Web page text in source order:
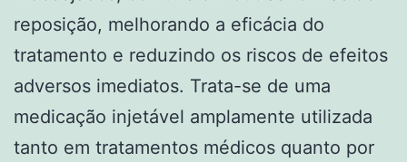
reposição, melhorando a eficácia do
tratamento e reduzindo os riscos de efeitos
adversos imediatos. Trata-se de uma
medicação injetável amplamente utilizada
tanto em tratamentos médicos quanto por